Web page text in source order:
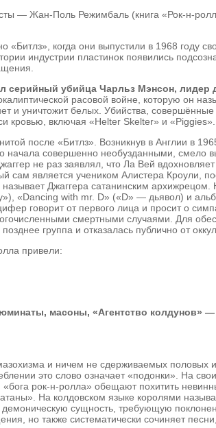
— Жан-Поль Режимбаль (книга «Рок-н-
когда они выпустили в 1968 году
индустрии пластинок появились
убийца Чарльз Мэнсон, лидер
расовой войне, которую он
и уничтожит белых. Убийства,
кровью, включая «Helter Skelter» и «Piggies».
после «Битлз». Возникнув в Англии в
начала совершенно необузданными, смело
не раз заявлял, что Ла Вей
сам является учеником Алистера Кроули,
Джаггера сатанинским
«Dancing with mr. D» («D» — дьявол) и
говорит от первого лица и просит о
смертными случаями. Для
группа и отказалась публично от
привели:
масоны, «Агентство колдунов»
и ничем не сдерживаемых
это слово означает «подонки». На
рок-н-ролла» обещают похитить
На колдовском языке королями
сущность, требующую
но также систематически сочиняет